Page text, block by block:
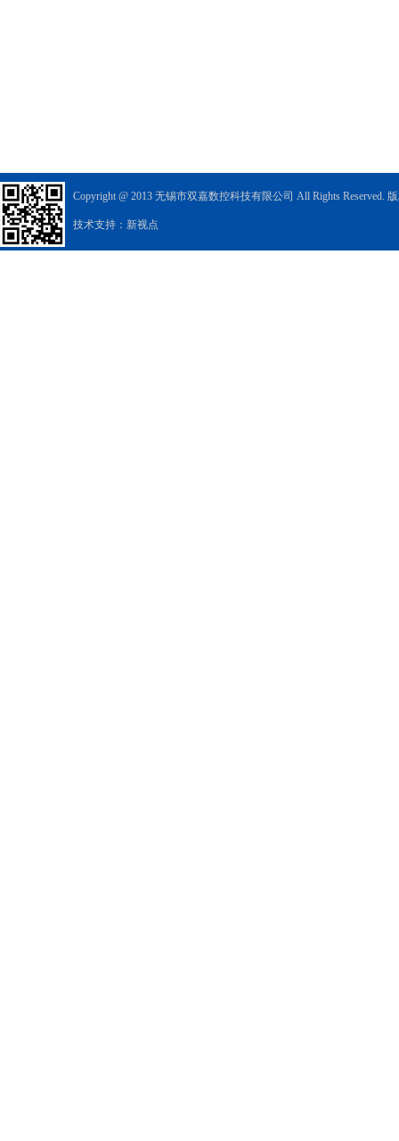
Copyright @ 2013 无锡市双嘉数控科技有限公司 All Rights Reserved.
技术支持：新视点